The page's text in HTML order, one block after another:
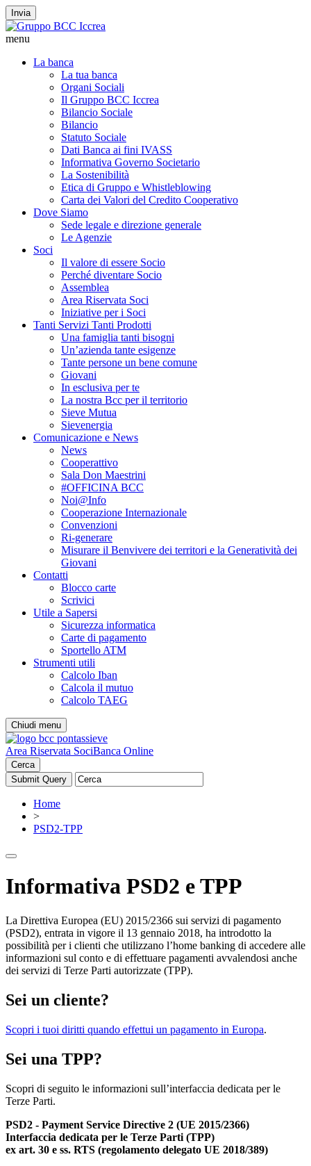
Invia
menu
La banca
La tua banca
Organi Sociali
Il Gruppo BCC Iccrea
Bilancio Sociale
Bilancio
Statuto Sociale
Dati Banca ai fini IVASS
Informativa Governo Societario
La Sostenibilità
Etica di Gruppo e Whistleblowing
Carta dei Valori del Credito Cooperativo
Dove Siamo
Sede legale e direzione generale
Le Agenzie
Soci
Il valore di essere Socio
Perché diventare Socio
Assemblea
Area Riservata Soci
Iniziative per i Soci
Tanti Servizi Tanti Prodotti
Una famiglia tanti bisogni
Un’azienda tante esigenze
Tante persone un bene comune
Giovani
In esclusiva per te
La nostra Bcc per il territorio
Sieve Mutua
Sievenergia
Comunicazione e News
News
Cooperattivo
Sala Don Maestrini
#OFFICINA BCC
Noi@Info
Cooperazione Internazionale
Convenzioni
Ri-generare
Misurare il Benvivere dei territori e la Generatività dei
Giovani
Contatti
Blocco carte
Scrivici
Utile a Sapersi
Sicurezza informatica
Carte di pagamento
Sportello ATM
Strumenti utili
Calcolo Iban
Calcola il mutuo
Calcolo TAEG
Chiudi menu
Area Riservata SociBanca Online
Cerca
Home
>
PSD2-TPP
Informativa PSD2 e TPP
La Direttiva Europea (EU) 2015/2366 sui servizi di pagamento
(PSD2), entrata in vigore il 13 gennaio 2018, ha introdotto la
possibilità per i clienti che utilizzano l’home banking di accedere alle
informazioni sul conto e di effettuare pagamenti avvalendosi anche
dei servizi di Terze Parti autorizzate (TPP).
Sei un cliente?
Scopri i tuoi diritti quando effettui un pagamento in Europa.
Sei una TPP?
Scopri di seguito le informazioni sull’interfaccia dedicata per le
Terze Parti.
PSD2 - Payment Service Directive 2 (UE 2015/2366)
Interfaccia dedicata per le Terze Parti (TPP)
ex art. 30 e ss. RTS (regolamento delegato UE 2018/389)